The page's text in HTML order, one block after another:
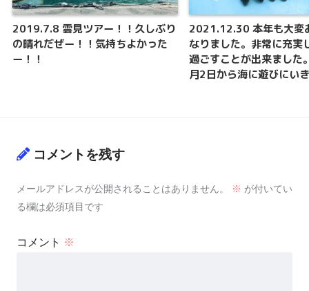
2019.7.8 雲見ツアー！！久しぶり
の晴れだぜー！！気持ちよかった
ー！！
2021.12.30 本年も大変
なりました。非常に充実
過ごすことが出来ました
月2日から海に遊びにい
コメントを残す
メールアドレスが公開されることはありません。 ※ が付いてい
る欄は必須項目です
コメント ※